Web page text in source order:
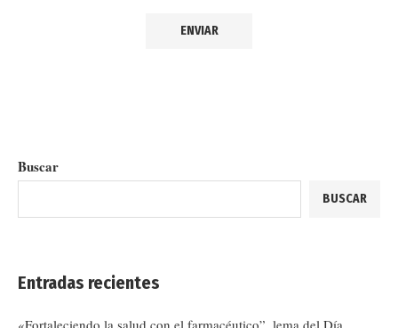
Buscar
BUSCAR
Entradas recientes
«Fortaleciendo la salud con el farmacéutico”, lema del Día